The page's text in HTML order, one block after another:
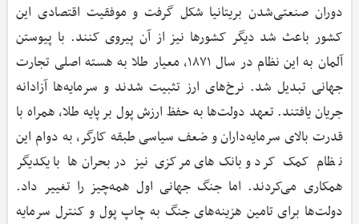
دوران صنعتی‌شدن بریتانیا شکل گرفت و موفقیت اقتصادی این
کشور باعث شد دیگر کشورها نیز از آن پیروی کنند. با پیوستن
آلمان به این نظام در سال ۱۸۷۱، معیار طلا به هسته اصلی تجارت
جهانی تبدیل شد. نرخ‌های ارز تثبیت شدند و سرمایه‌ها آزادانه
جریان یافتند. تعهد دولت‌ها به حفظ ارزش پول بر پایه طلا، همراه با
قدرت بالای سرمایه‌داران و ضعف سیاسی طبقه کارگر، به دوام این
نظام کمک کرد و بانک‌های مرکزی نیز در بحران‌ها با یکدیگر
همکاری می‌کردند. اما جنگ جهانی اول همه‌چیز را تغییر داد.
دولت‌ها برای تامین هزینه‌های جنگ به چاپ پول و کنترل سرمایه